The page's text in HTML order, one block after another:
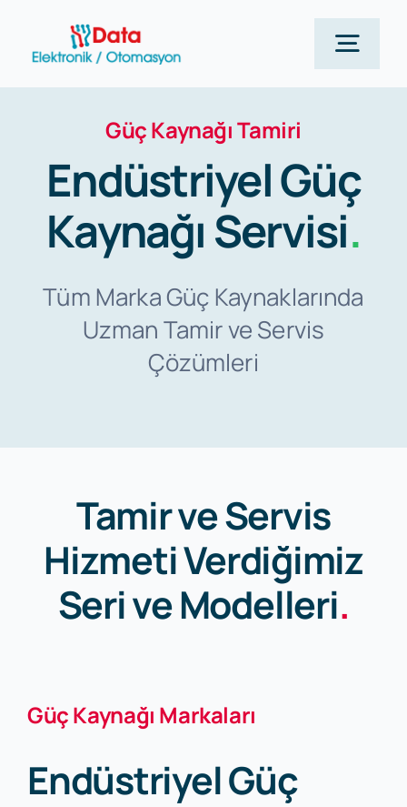
Anasayfa
Siemens
Hizmetlerimiz
Kurumsal
Güç Kaynağı Tamiri
Endüstriyel Güç
Kaynağı Servisi.
Tüm Marka Güç Kaynaklarında
Uzman Tamir ve Servis
Çözümleri
Tamir ve Servis
Hizmeti Verdiğimiz
Seri ve Modelleri.
Güç Kaynağı Markaları
Endüstriyel Güç